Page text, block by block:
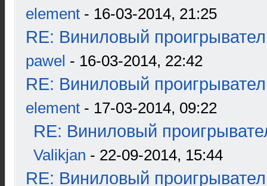
element - 16-03-2014, 21:25
RE: Виниловый
pawel - 16-03-2014, 22:42
RE: Виниловый
element - 17-03-2014, 09:22
RE: Виниловый
Valikjan - 22-09-2014, 15:44
RE: Виниловый